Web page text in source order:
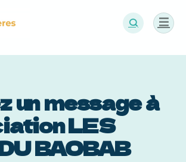
un message à
LES
BAOBAB